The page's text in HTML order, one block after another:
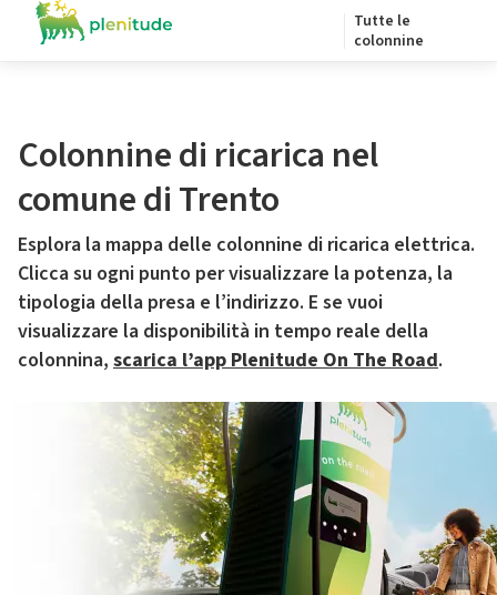
Tutte le
colonnine
Colonnine di ricarica nel
comune di Trento
Esplora la mappa delle colonnine di ricarica elettrica.
Clicca su ogni punto per visualizzare la potenza, la
tipologia della presa e l’indirizzo. E se vuoi
visualizzare la disponibilità in tempo reale della
colonnina, scarica l’app Plenitude On The Road.